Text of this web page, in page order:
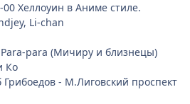
00 Хеллоуин в Аниме стиле.
Li-chan
para (Мичиру и близнецы)
Ко
- М.Лиговский проспект